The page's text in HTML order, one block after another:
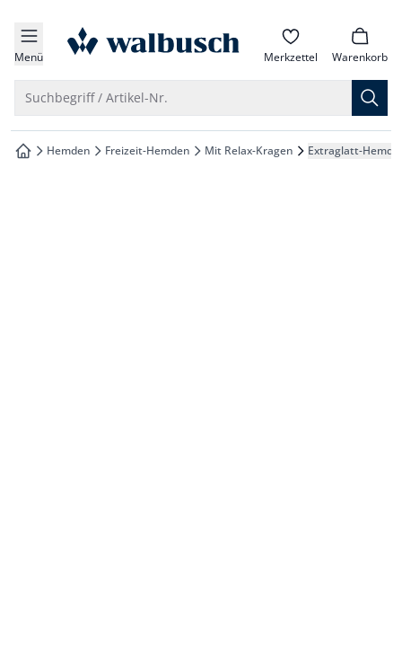
springen
springen
springen
springen
Menü zur Startseite Merkzettel Warenkorb
Suchbegriff / Artikel-Nr.
zur Startseite
Hemden Freizeit-Hemden Mit Relax-Kragen Extraglatt-Hemd